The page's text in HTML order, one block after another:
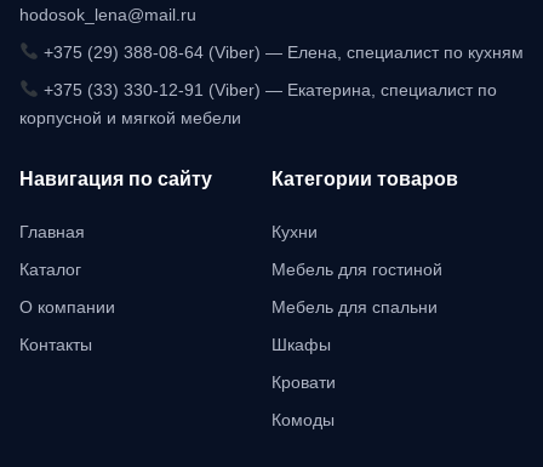
hodosok_lena@mail.ru
+375 (29) 388-08-64 (Viber) — Елена, специалист по кухням
+375 (33) 330-12-91 (Viber) — Екатерина, специалист по
корпусной и мягкой мебели
Навигация по сайту
Главная
Каталог
О компании
Контакты
Категории товаров
Кухни
Мебель для гостиной
Мебель для спальни
Шкафы
Кровати
Комоды